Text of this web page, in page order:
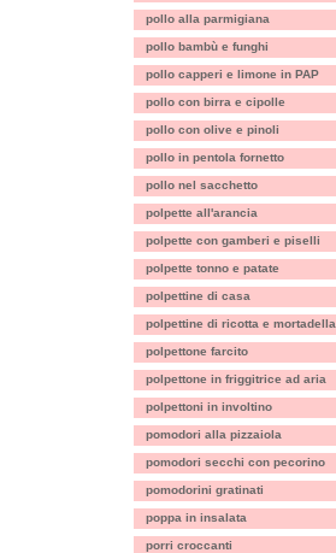
pollo alla parmigiana
pollo bambù e funghi
pollo capperi e limone in PAP
pollo con birra e cipolle
pollo con olive e pinoli
pollo in pentola fornetto
pollo nel sacchetto
polpette all'arancia
polpette con gamberi e piselli
polpette tonno e patate
polpettine di casa
polpettine di ricotta e mortadella
polpettone farcito
polpettone in friggitrice ad aria
polpettoni in involtino
pomodori alla pizzaiola
pomodori secchi con pecorino
pomodorini gratinati
poppa in insalata
porri croccanti